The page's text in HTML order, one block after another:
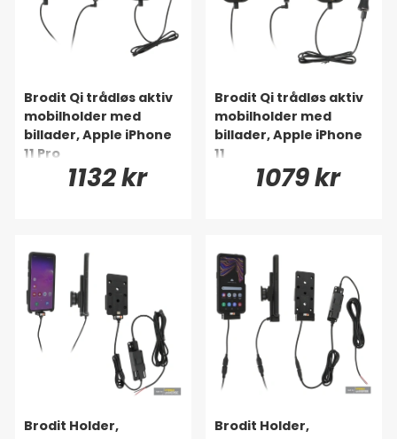
Brodit Qi trådløs aktiv
mobilholder med
billader, Apple iPhone
11 Pro
1132 kr
Brodit Qi trådløs aktiv
mobilholder med
billader, Apple iPhone
11
1079 kr
Brodit Holder,
Brodit Holder,